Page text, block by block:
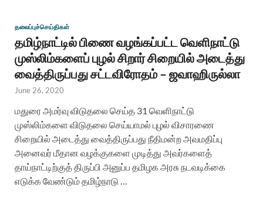
தலைப்புச்செய்திகள்
தமிழ்நாட்டில் பிணை வழங்கப்பட்ட வெளிநாட்டு
முஸ்லிம்களைப் புழல் சிறார் சிறையில் அடைத்து
வைத்திருப்பது சட்டவிரோதம் – ஜவாஹிருல்லா
June 26, 2020
மதுரை அமர்வு விடுதலை செய்த 31 வெளிநாட்டு
முஸ்லிம்களை விடுதலை செய்யாமல் புழல் விசாரணை
சிறையில் அடைத்து வைத்திருப்பது நீதிமன்ற அவமதிப்பு
அனைவர் மீதான வழக்குகளை முடித்து அவர்களைத்
தாய்நாட்டிற்குத் திருப்பி அனுப்ப தமிழக அரசு நடவடிக்கை
எடுக்க வேண்டும் தமிழ்நாடு …